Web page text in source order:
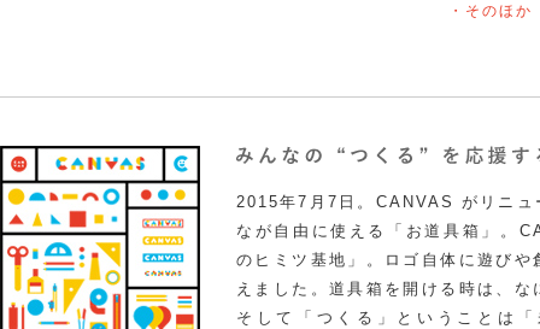
・そのほか
2015年7月7日。CANVAS がリニュ
なが自由に使える「お道具箱」。
のヒミツ基地」。ロゴ自体に遊び
えました。道具箱を開ける時は、
そして「つくる」ということは